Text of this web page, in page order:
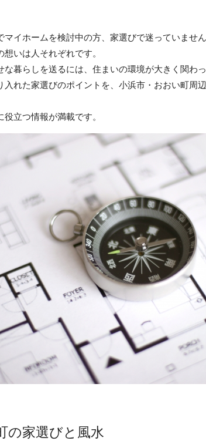
マイホームを検討中の方、家選びで迷っていませ
いは人それぞれです。
な暮らしを送るには、住まいの環境が大きく関わっ
入れた家選びのポイントを、小浜市・おおい町周
立つ情報が満載です。
の家選びと風水